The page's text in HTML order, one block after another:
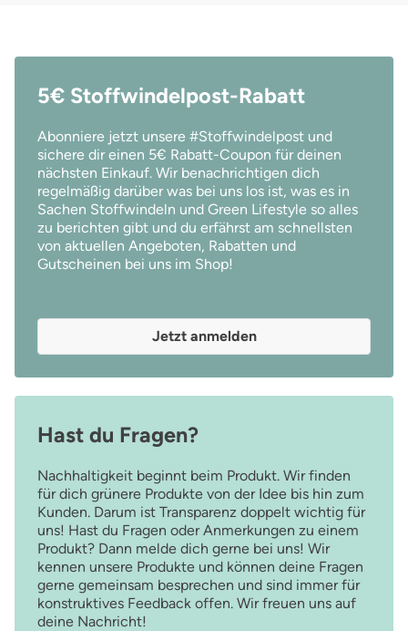
5€ Stoffwindelpost-Rabatt
Abonniere jetzt unsere #Stoffwindelpost und
sichere dir einen 5€ Rabatt-Coupon für deinen
nächsten Einkauf. Wir benachrichtigen dich
regelmäßig darüber was bei uns los ist, was es in
Sachen Stoffwindeln und Green Lifestyle so alles
zu berichten gibt und du erfährst am schnellsten
von aktuellen Angeboten, Rabatten und
Gutscheinen bei uns im Shop!
Jetzt anmelden
Hast du Fragen?
Nachhaltigkeit beginnt beim Produkt. Wir finden
für dich grünere Produkte von der Idee bis hin zum
Kunden. Darum ist Transparenz doppelt wichtig für
uns! Hast du Fragen oder Anmerkungen zu einem
Produkt? Dann melde dich gerne bei uns! Wir
kennen unsere Produkte und können deine Fragen
gerne gemeinsam besprechen und sind immer für
konstruktives Feedback offen. Wir freuen uns auf
deine Nachricht!